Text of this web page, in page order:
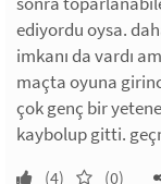
ediyordu oysa.
imkanı da vardı
maçta oyuna
çok genç bir
kaybolup gitti.
(4) (0)